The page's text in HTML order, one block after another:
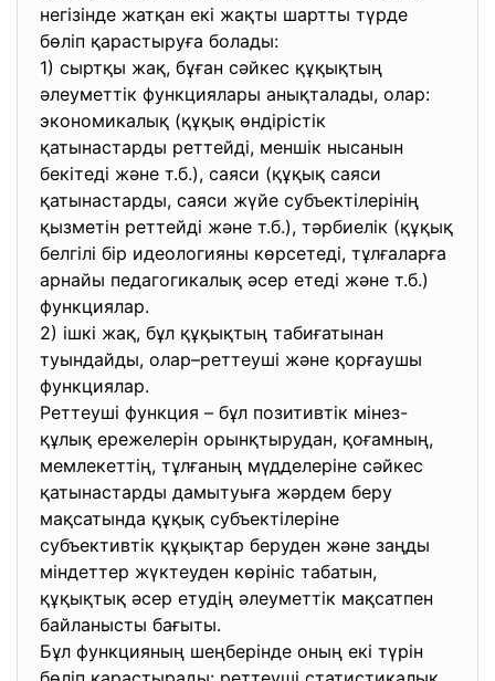
негізінде жатқан екі жақты шартты түрде
бөліп қарастыруға болады:
1) сыртқы жақ, бұған сәйкес құқықтың
әлеуметтік функциялары анықталады, олар:
экономикалық (құқық өндірістік
қатынастарды реттейді, меншік нысанын
бекітеді және т.б.), саяси (құқық саяси
қатынастарды, саяси жүйе субъектілерінің
қызметін реттейді және т.б.), тәрбиелік (құқық
белгілі бір идеологияны көрсетеді, тұлғаларға
арнайы педагогикалық әсер етеді және т.б.)
функциялар.
2) ішкі жақ, бұл құқықтың табиғатынан
туындайды, олар–реттеуші және қорғаушы
функциялар.
Реттеуші функция – бұл позитивтік мінез-
құлық ережелерін орынқтырудан, қоғамның,
мемлекеттің, тұлғаның мүдделеріне сәйкес
қатынастарды дамытуыға жәрдем беру
мақсатында құқық субъектілеріне
субъективтік құқықтар беруден және заңды
міндеттер жүктеуден көрініс табатын,
құқықтық әсер етудің әлеуметтік мақсатпен
байланысты бағыты.
Бұл функцияның шеңберінде оның екі түрін